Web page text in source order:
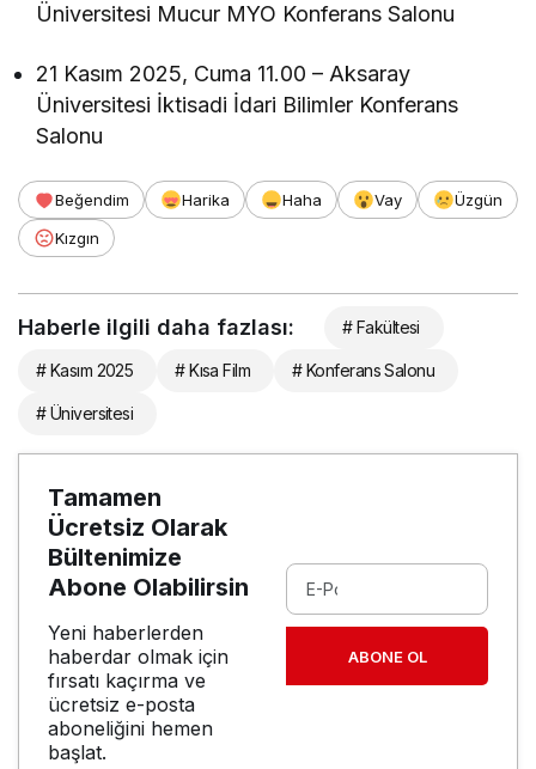
Üniversitesi Mucur MYO Konferans Salonu
21 Kasım 2025, Cuma 11.00 – Aksaray
Üniversitesi İktisadi İdari Bilimler Konferans
Salonu
Beğendim Harika Haha Vay
Üzgün
Kızgın
Haberle ilgili daha fazlası: # Fakültesi
# Kasım 2025 # Kısa Film # Konferans Salonu
# Üniversitesi
Tamamen
Ücretsiz Olarak
Bültenimize
Abone Olabilirsin
Yeni haberlerden
haberdar olmak için
fırsatı kaçırma ve
ücretsiz e-posta
aboneliğini hemen
başlat.
ABONE OL